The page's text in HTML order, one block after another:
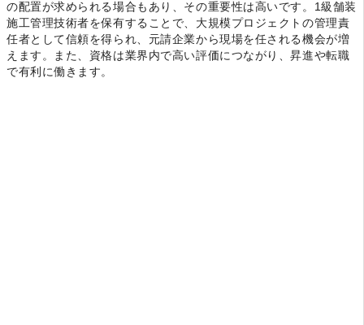
の配置が求められる場合もあり、その重要性は高いです。1級舗装
施工管理技術者を保有することで、大規模プロジェクトの管理責
任者として信頼を得られ、元請企業から現場を任される機会が増
えます。また、資格は業界内で高い評価につながり、昇進や転職
で有利に働きます。